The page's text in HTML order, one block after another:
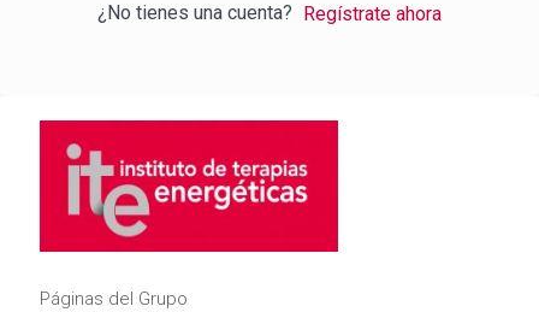
¿No tienes una cuenta? Regístrate ahora
Páginas del Grupo